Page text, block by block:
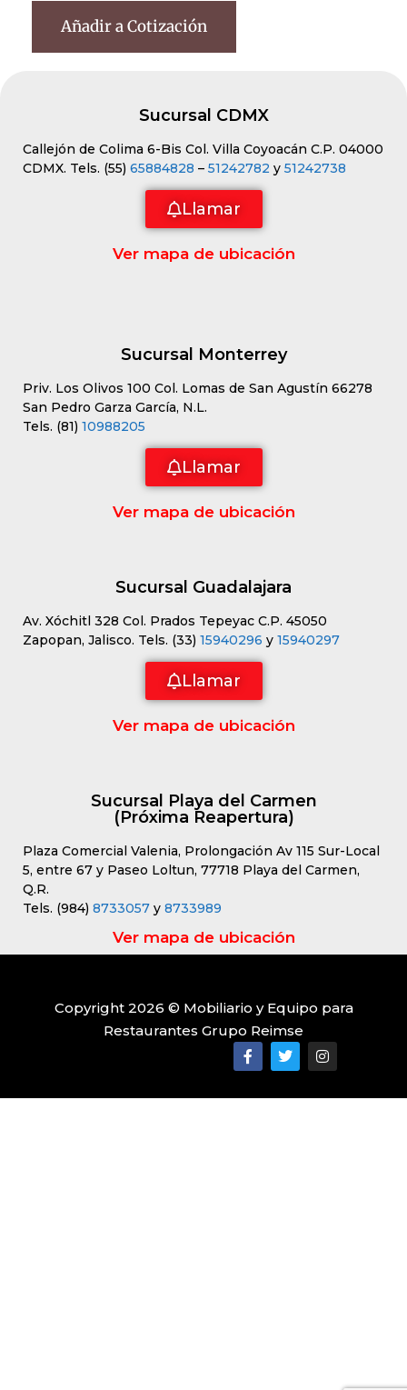
Añadir a Cotización
Sucursal CDMX
Callejón de Colima 6-Bis Col. Villa Coyoacán C.P. 04000
CDMX. Tels. (55) 65884828 – 51242782 y 51242738
Llamar
Ver mapa de ubicación
Sucursal Monterrey
Priv. Los Olivos 100 Col. Lomas de San Agustín 66278
San Pedro Garza García, N.L.
Tels. (81) 10988205
Llamar
Ver mapa de ubicación
Sucursal Guadalajara
Av. Xóchitl 328 Col. Prados Tepeyac C.P. 45050
Zapopan, Jalisco. Tels. (33) 15940296 y 15940297
Llamar
Ver mapa de ubicación
Sucursal Playa del Carmen
(Próxima Reapertura)
Plaza Comercial Valenia, Prolongación Av 115 Sur-Local
5, entre 67 y Paseo Loltun, 77718 Playa del Carmen,
Q.R.
Tels. (984) 8733057 y 8733989
Ver mapa de ubicación
Copyright 2026 © Mobiliario y Equipo para
Restaurantes Grupo Reimse